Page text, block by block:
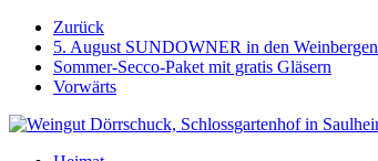
Weiter
zum
Inhalt
Zurück
5. August SUNDOWNER in den Weinbergen
Sommer-Secco-Paket mit gratis Gläsern
Vorwärts